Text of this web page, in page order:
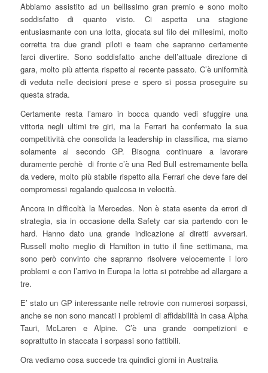
Abbiamo assistito ad un bellissimo gran premio e sono molto
soddisfatto di quanto visto. Ci aspetta una stagione
entusiasmante con una lotta, giocata sul filo dei millesimi, molto
corretta tra due grandi piloti e team che sapranno certamente
farci divertire. Sono soddisfatto anche dell’attuale direzione di
gara, molto più attenta rispetto al recente passato. C’è uniformità
di veduta nelle decisioni prese e spero si possa proseguire su
questa strada.
Certamente resta l’amaro in bocca quando vedi sfuggire una
vittoria negli ultimi tre giri, ma la Ferrari ha confermato la sua
competitività che consolida la leadership in classifica, ma siamo
solamente al secondo GP. Bisogna continuare a lavorare
duramente perchè di fronte c’è una Red Bull estremamente bella
da vedere, molto più stabile rispetto alla Ferrari che deve fare dei
compromessi regalando qualcosa in velocità.
Ancora in difficoltà la Mercedes. Non è stata esente da errori di
strategia, sia in occasione della Safety car sia partendo con le
hard. Hanno dato una grande indicazione ai diretti avversari.
Russell molto meglio di Hamilton in tutto il fine settimana, ma
sono però convinto che sapranno risolvere velocemente i loro
problemi e con l’arrivo in Europa la lotta si potrebbe ad allargare a
tre.
E’ stato un GP interessante nelle retrovie con numerosi sorpassi,
anche se non sono mancati i problemi di affidabilità in casa Alpha
Tauri, McLaren e Alpine. C’è una grande competizioni e
soprattutto in staccata i sorpassi sono fattibili.
Ora vediamo cosa succede tra quindici giorni in Australia